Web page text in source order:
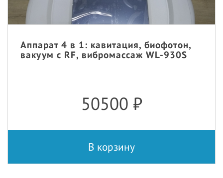
Аппарат 4 в 1: кавитация, биофотон,
вакуум с RF, вибромассаж WL-930S
50500 ₽
В корзину